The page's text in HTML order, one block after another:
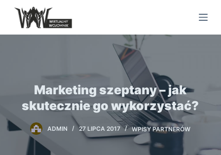
S
i
Marketing szeptany – jak
skutecznie go wykorzystać?
ADMIN 27 LIPCA 2017 WPISY PARTNERÓW